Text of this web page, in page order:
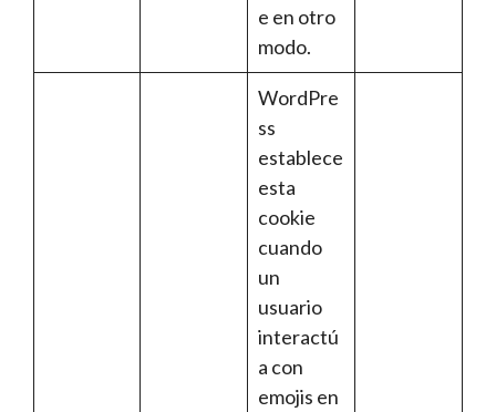
e en otro
modo.
WordPre
ss
establece
esta
cookie
cuando
un
usuario
interactú
a con
emojis en